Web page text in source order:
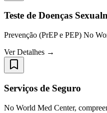
Teste de Doenças
Prevenção (PrEP e PEP) No
Ver Detalhes →
Serviços de Seguro
No World Med Center,